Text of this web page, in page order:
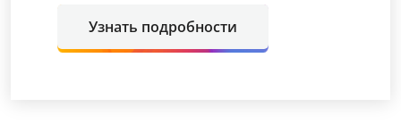
Узнать подробности